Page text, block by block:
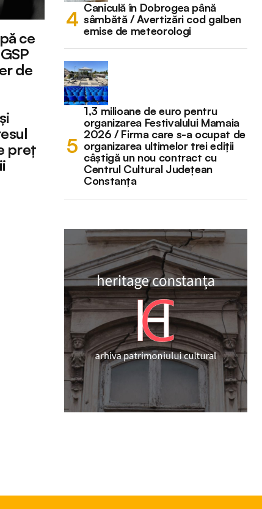
ce
de
preț
Caniculă în Dobrogea până
sâmbătă / Avertizări cod galben
emise de meteorologi
1,3 milioane de euro pentru
organizarea Festivalului Mamaia
2026 / Firma care s-a ocupat de
organizarea ultimelor trei ediții
câștigă un nou contract cu
Centrul Cultural Județean
Constanța